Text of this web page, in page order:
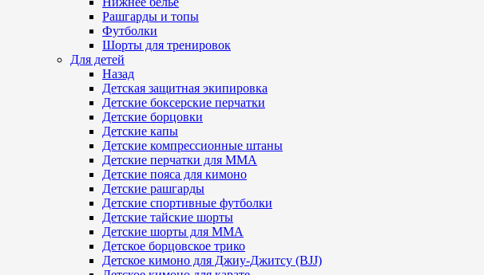
Рашгарды и топы
Футболки
Шорты для тренировок
Для детей
Назад
Детская защитная экипировка
Детские боксерские перчатки
Детские борцовки
Детские капы
Детские компрессионные штаны
Детские перчатки для ММА
Детские пояса для кимоно
Детские рашгарды
Детские спортивные футболки
Детские тайские шорты
Детские шорты для ММА
Детское борцовское трико
Детское кимоно для Джиу-Джитсу (BJJ)